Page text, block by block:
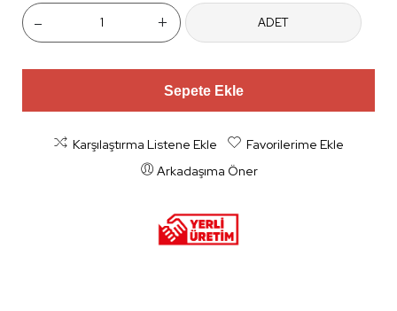
- + ADET
Sepete Ekle
Karşılaştırma Listene Ekle
Favorilerime Ekle
Arkadaşıma Öner